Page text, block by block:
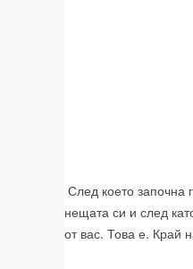
След което започна
нещата си и след
от вас. Това е. Край